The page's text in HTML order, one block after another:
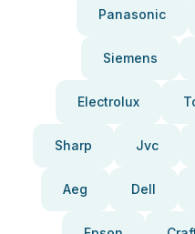
Panasonic
Siemens
Electrolux
Sharp Jvc
Aeg Dell